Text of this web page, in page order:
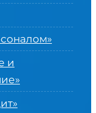
и